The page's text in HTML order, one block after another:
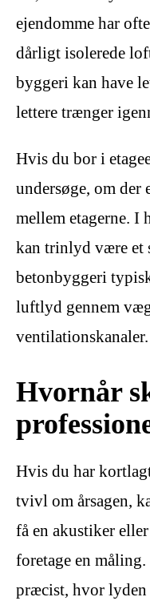
ejendomme har
dårligt isolerede
byggeri kan have
lettere trænger
Hvis du bor i
undersøge, om der
mellem etagerne. I
kan trinlyd være et
betonbyggeri
luftlyd gennem
ventilationskanaler.
Hvornår
Hvis du har
tvivl om årsagen,
få en akustiker
foretage en
præcist, hvor